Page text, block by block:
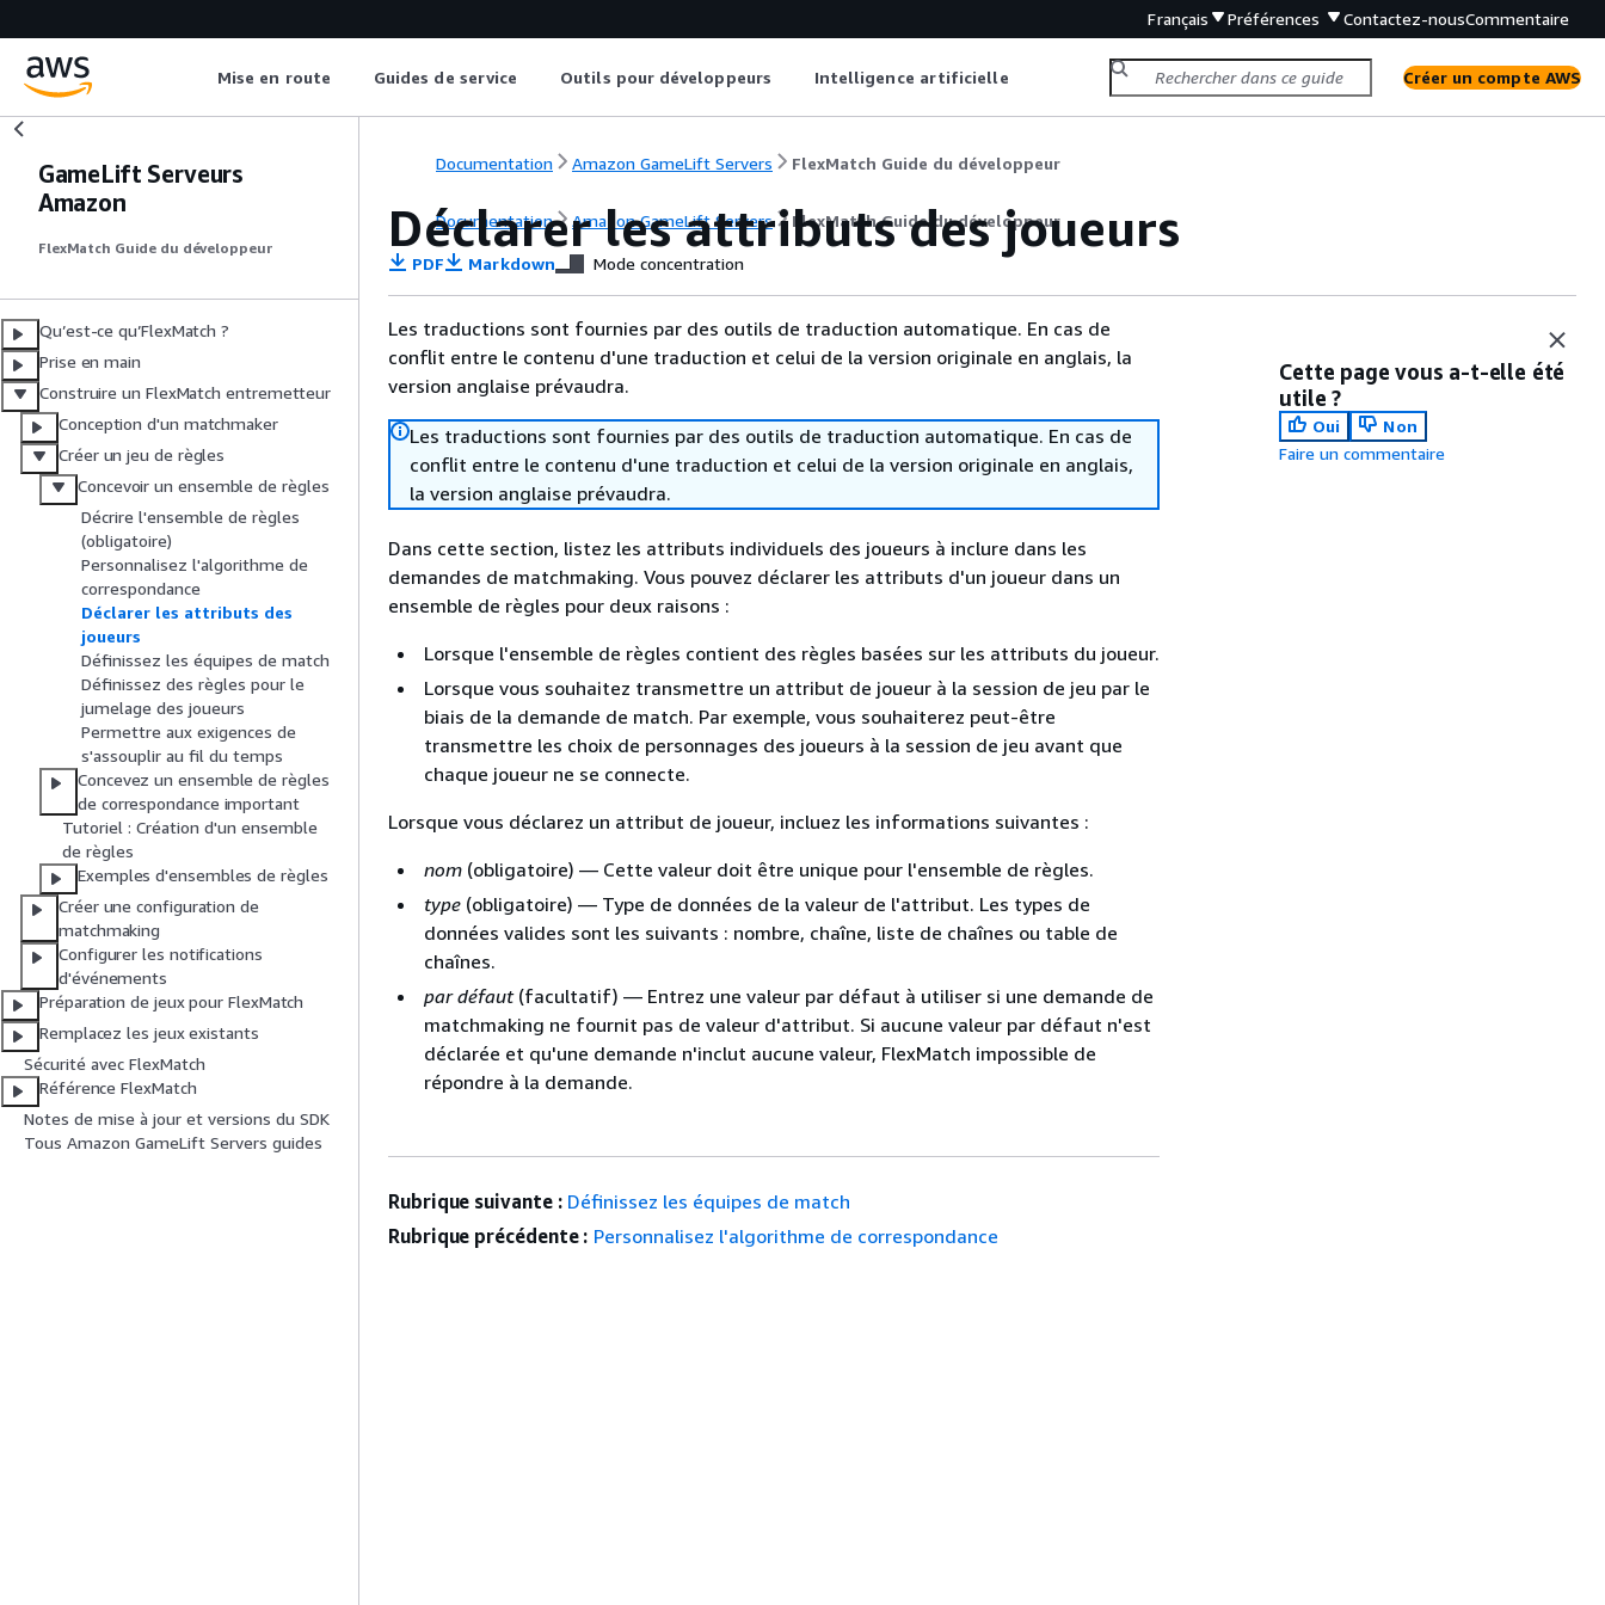
Français Préférences Contactez-nousCommentaire
Mise en route Guides de service Outils pour développeurs Intelligence artificielle Créer un compte AWS
GameLift Serveurs
Amazon
FlexMatch Guide du développeur
Qu’est-ce qu’FlexMatch ?
Prise en main
Construire un FlexMatch entremetteur
Conception d'un matchmaker
Créer un jeu de règles
Concevoir un ensemble de règles
Décrire l'ensemble de règles
(obligatoire)
Personnalisez l'algorithme de
correspondance
Déclarer les attributs des
joueurs
Définissez les équipes de match
Définissez des règles pour le
jumelage des joueurs
Permettre aux exigences de
s'assouplir au fil du temps
Concevez un ensemble de règles
de correspondance important
Tutoriel : Création d'un ensemble
de règles
Exemples d'ensembles de règles
Créer une configuration de
matchmaking
Configurer les notifications
d'événements
Préparation de jeux pour FlexMatch
Remplacez les jeux existants
Sécurité avec FlexMatch
Référence FlexMatch
Notes de mise à jour et versions du SDK
Tous Amazon GameLift Servers guides
Documentation Amazon GameLift Servers FlexMatch Guide du développeur
Documentation Amazon GameLift Servers FlexMatch Guide du développeur
Déclarer les attributs des joueurs
PDF Markdown Mode concentration
Les traductions sont fournies par des outils de traduction automatique. En cas de
conflit entre le contenu d'une traduction et celui de la version originale en anglais, la
version anglaise prévaudra.
Les traductions sont fournies par des outils de traduction automatique. En cas de
conflit entre le contenu d'une traduction et celui de la version originale en anglais,
la version anglaise prévaudra.
Dans cette section, listez les attributs individuels des joueurs à inclure dans les
demandes de matchmaking. Vous pouvez déclarer les attributs d'un joueur dans un
ensemble de règles pour deux raisons :
Lorsque l'ensemble de règles contient des règles basées sur les attributs du joueur.
Lorsque vous souhaitez transmettre un attribut de joueur à la session de jeu par le
biais de la demande de match. Par exemple, vous souhaiterez peut-être
transmettre les choix de personnages des joueurs à la session de jeu avant que
chaque joueur ne se connecte.
Lorsque vous déclarez un attribut de joueur, incluez les informations suivantes :
nom (obligatoire) — Cette valeur doit être unique pour l'ensemble de règles.
type (obligatoire) — Type de données de la valeur de l'attribut. Les types de
données valides sont les suivants : nombre, chaîne, liste de chaînes ou table de
chaînes.
par défaut(facultatif) — Entrez une valeur par défaut à utiliser si une demande de
matchmaking ne fournit pas de valeur d'attribut. Si aucune valeur par défaut n'est
déclarée et qu'une demande n'inclut aucune valeur, FlexMatch impossible de
répondre à la demande.
Cette page vous a-t-elle été
utile ?
Oui
Non
Faire un commentaire
Rubrique suivante : Définissez les équipes de match
Rubrique précédente : Personnalisez l'algorithme de correspondance